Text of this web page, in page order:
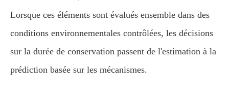
Lorsque ces éléments sont évalués ensemble dans des
conditions environnementales contrôlées, les décisions
sur la durée de conservation passent de l'estimation à la
prédiction basée sur les mécanismes.